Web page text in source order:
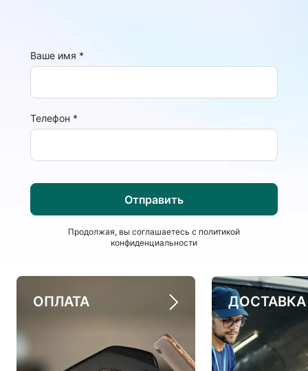
Ваше имя *
Телефон *
Продолжая, вы соглашаетесь с политикой
конфиденциальности
ОПЛАТА ДОСТАВКА